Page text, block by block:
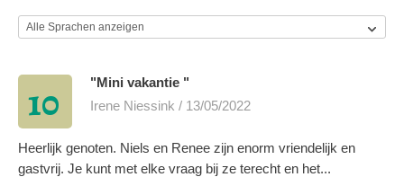
10
"Mini vakantie "
Irene Niessink / 13/05/2022
Heerlijk genoten. Niels en Renee zijn enorm vriendelijk en
gastvrij. Je kunt met elke vraag bij ze terecht en het...